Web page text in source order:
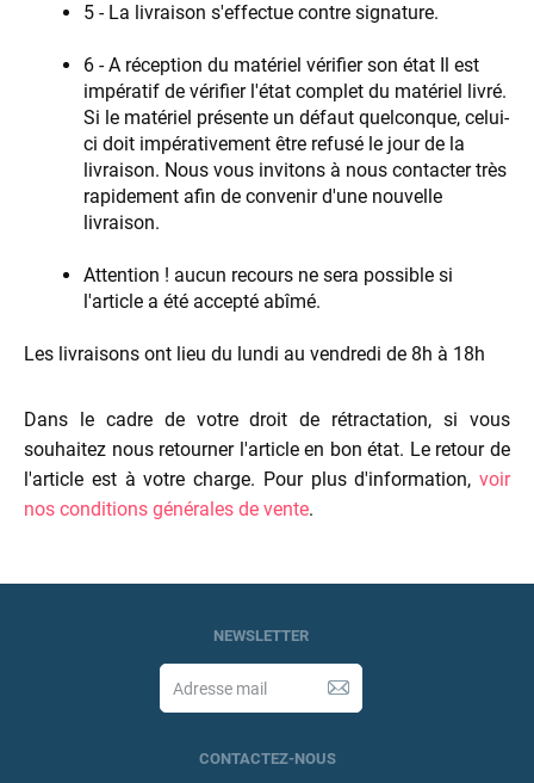
5 - La livraison s'effectue contre signature​.
6 - A réception du ​matériel vérifier son état​ ​Il est
impératif de vérifier ​l'état complet du matériel livré​.
Si le matériel présente un défaut quelconque, celui-
ci doit impérativement être refusé le jour de la
livraison​. Nous vous invitons à nous contacter très
rapidement afin de convenir d'une nouvelle
livraison.​
​Attention ​! aucun recours ne sera possible si
l'article a été accepté abîmé.​​
Les livraisons ont lieu du lundi au vendredi de 8h à ​18h
Dans le cadre de votre droit de rétractation, si vous
souhaitez nous retourner l'article en bon état. Le retour de
l'article ​est à votre charge​. Pour plus d'information, voir
nos conditions générales de vente.
NEWSLETTER
CONTACTEZ-NOUS